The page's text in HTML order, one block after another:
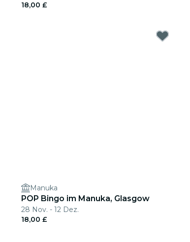
18,00 £
Manuka
POP Bingo im Manuka, Glasgow
28 Nov. - 12 Dez.
18,00 £